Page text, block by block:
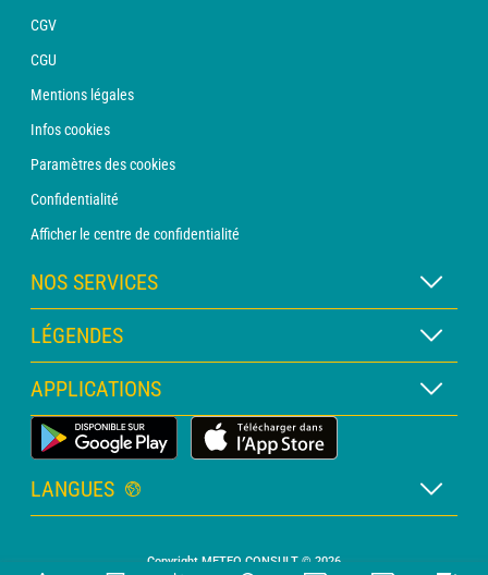
CGV
CGU
Mentions légales
Infos cookies
Paramètres des cookies
Confidentialité
Afficher le centre de confidentialité
NOS SERVICES
Abonnement METEO Xpert
Abonnement METEO PRO
Consultation avec un prévisionniste
Bulletin PRO
LÉGENDES
Légende des cartes
Légende des pictogrammes
Glossaire
APPLICATIONS
Application Météo Terrestre
LANGUES
Copyright METEO CONSULT © 2026